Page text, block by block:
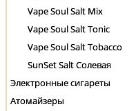
Vape Soul Salt Mix
Vape Soul Salt Tonic
Vape Soul Salt Tobacco
SunSet Salt Солевая
Электронные сигареты
Атомайзеры